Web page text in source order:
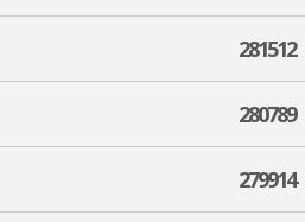
281512
280789
279914